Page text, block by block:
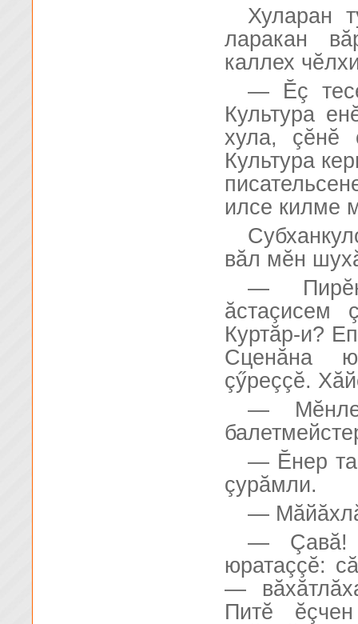
Хуларан
ларакан
каллех
— Ĕç
Культура
хула, çĕнĕ
Культура
илсе килме
вăл мĕн
— Пирĕн
ăстаçисем
Куртăр-и?
Сценăна
çӳреççĕ.
—
— Ĕнер
çурăмли.
—
— Çавă!
юратаççĕ:
—
Питĕ